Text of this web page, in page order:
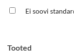
Ei soovi
Tooted